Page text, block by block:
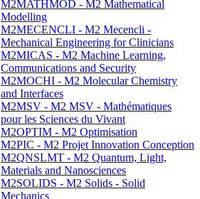
M2MATHMOD - M2 Mathematical
Modelling
M2MECENCLI - M2 Mecencli -
Mechanical Engineering for Clinicians
M2MICAS - M2 Machine Learning,
Communications and Security
M2MOCHI - M2 Molecular Chemistry
and Interfaces
M2MSV - M2 MSV - Mathématiques
pour les Sciences du Vivant
M2OPTIM - M2 Optimisation
M2PIC - M2 Projet Innovation Conception
M2QNSLMT - M2 Quantum, Light,
Materials and Nanosciences
M2SOLIDS - M2 Solids - Solid
Mechanics